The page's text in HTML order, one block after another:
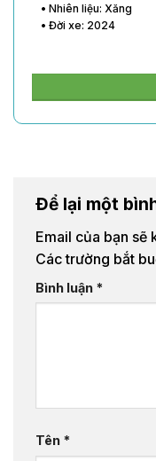
• Nhiên liệu: Xăng
• Đời xe: 2024
Để lại một
Email của bạn sẽ
Các trường bắt
Bình luận *
Tên *